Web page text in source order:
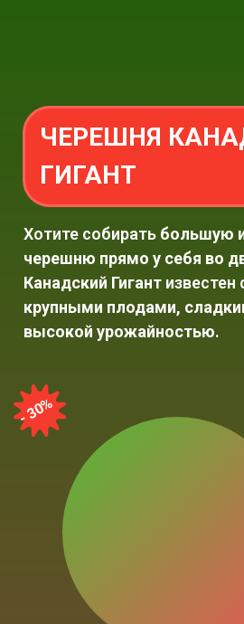
- 30%
Хотите собирать большую
черешню прямо у себя во
Канадский Гигант известен
крупными плодами,
высокой урожайностью.
ЧЕРЕШНЯ
ГИГАНТ